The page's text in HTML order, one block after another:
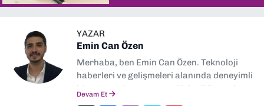
YAZAR
Emin Can Özen
Merhaba, ben Emin Can Özen. Teknoloji
haberleri ve gelişmeleri alanında deneyimli
bir gazeteci ve yazarım. Elektrikli araçlar,
Devam Et